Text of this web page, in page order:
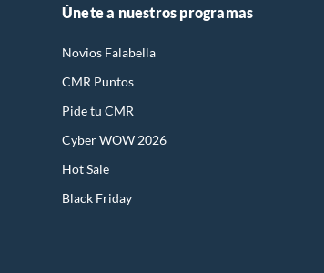
Únete a nuestros programas
Novios Falabella
CMR Puntos
Pide tu CMR
Cyber WOW 2026
Hot Sale
Black Friday